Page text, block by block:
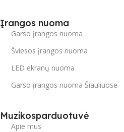
Įrangos nuoma
Garso įrangos nuoma
Šviesos įrangos nuoma
LED ekranų nuoma
Garso įrangos nuoma Šiauliuose
Muzikosparduotuvė
Apie mus